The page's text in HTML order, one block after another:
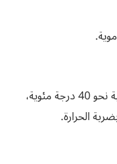
عندما تتجاوز حرارة الجسم الأساسية نحو 40 درجة مئوية،
الحرارة.